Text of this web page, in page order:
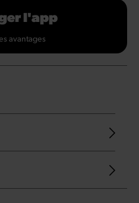
l'app
avantages